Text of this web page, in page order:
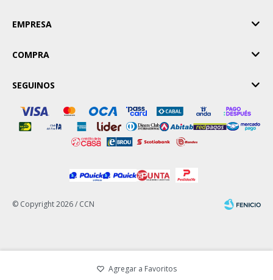
EMPRESA
COMPRA
SEGUINOS
© Copyright 2026 / CCN